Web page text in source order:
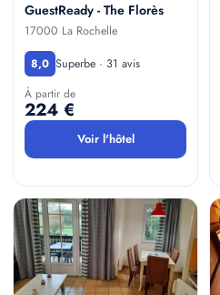
GuestReady - The Florès
17000 La Rochelle
8,0 Superbe · 31 avis
À partir de
224 €
Voir l'hôtel